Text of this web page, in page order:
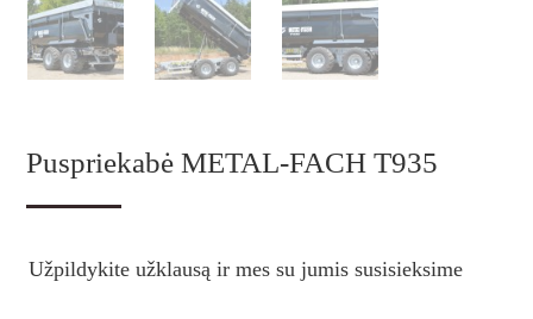
Puspriekabė METAL-FACH T935
Užpildykite užklausą ir mes su jumis susisieksime